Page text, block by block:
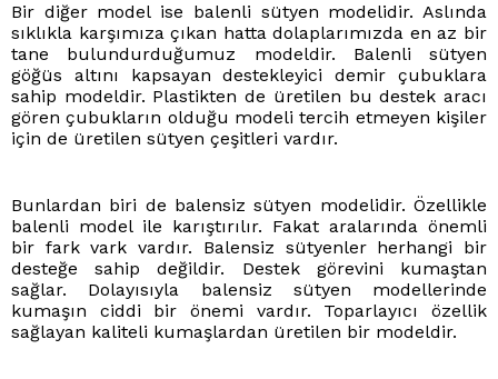
Bir diğer model ise balenli sütyen modelidir. Aslında
sıklıkla karşımıza çıkan hatta dolaplarımızda en az bir
tane bulundurduğumuz modeldir. Balenli sütyen
göğüs altını kapsayan destekleyici demir çubuklara
sahip modeldir. Plastikten de üretilen bu destek aracı
gören çubukların olduğu modeli tercih etmeyen kişiler
için de üretilen sütyen çeşitleri vardır.
Bunlardan biri de balensiz sütyen modelidir. Özellikle
balenli model ile karıştırılır. Fakat aralarında önemli
bir fark vark vardır. Balensiz sütyenler herhangi bir
desteğe sahip değildir. Destek görevini kumaştan
sağlar. Dolayısıyla balensiz sütyen modellerinde
kumaşın ciddi bir önemi vardır. Toparlayıcı özellik
sağlayan kaliteli kumaşlardan üretilen bir modeldir.